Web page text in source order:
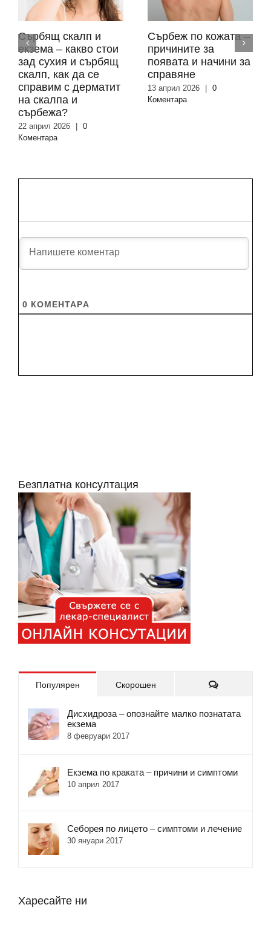
Сърбящ скалп и
екзема – какво стои
зад сухия и сърбящ
скалп, как да се
справим с дерматит
на скалпа и
сърбежа?
22 април 2026
0
Коментара
Сърбеж по кожата –
причините за
появата и начини за
справяне
13 април 2026
0
Коментара
0 КОМЕНТАРA
Безплатна консултация
Популярен Скорошен Коментари
Дисхидроза – опознайте малко познатата
екзема
8 февруари 2017
Екзема по краката – причини и симптоми
10 април 2017
Себорея по лицето – симптоми и лечение
30 януари 2017
Харесайте ни